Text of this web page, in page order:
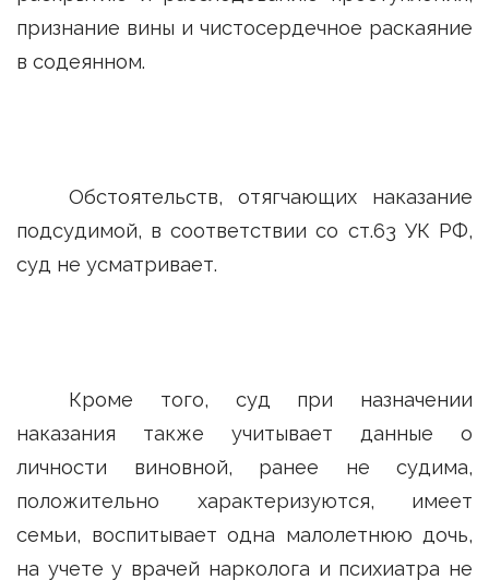
признание вины и чистосердечное раскаяние
в содеянном.
Обстоятельств, отягчающих наказание
подсудимой, в соответствии со ст.63 УК РФ,
суд не усматривает.
Кроме того, суд при назначении
наказания также учитывает данные о
личности виновной, ранее не судима,
положительно характеризуются, имеет
семьи, воспитывает одна малолетнюю дочь,
на учете у врачей нарколога и психиатра не